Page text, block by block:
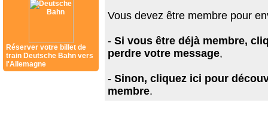
Réserver votre billet de
train Deutsche Bahn vers
l'Allemagne
Vous devez être membre pour
- Si vous être déjà membre,
perdre votre message,
- Sinon, cliquez ici pour
membre.